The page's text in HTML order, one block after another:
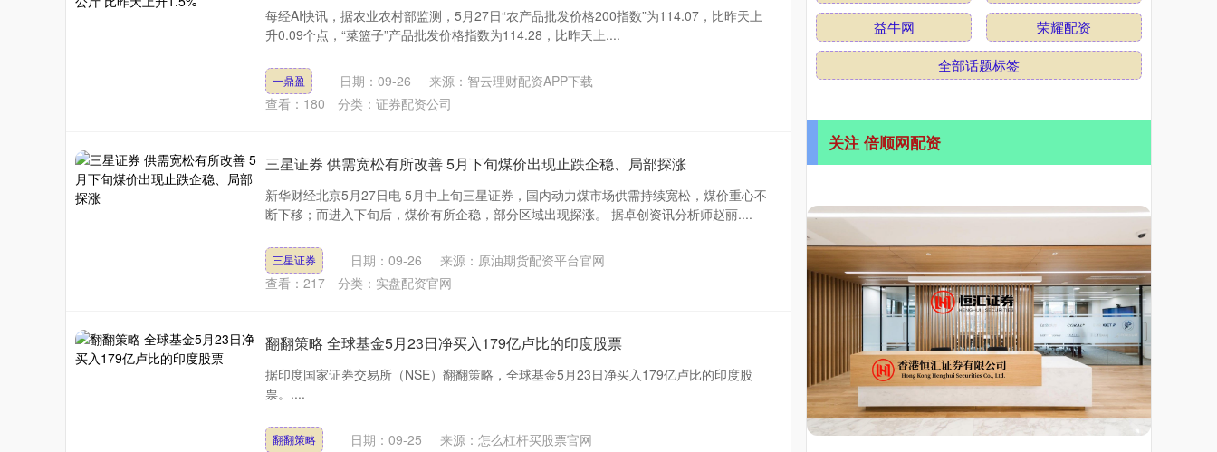
每经AI快讯，据农业农村部监测，5月27日“农产品批发价格200指数”为114.07，比昨天上
升0.09个点，“菜篮子”产品批发价格指数为114.28，比昨天上....
一鼎盈 日期：09-26
来源：智云理财配资APP下载
查看： 180 分类： 证券配资公司
三星证券 供需宽松有所改善 5月下旬煤价出现止跌企稳、局部探涨
新华财经北京5月27日电 5月中上旬三星证券，国内动力煤市场供需持续宽松，煤价重心不
断下移；而进入下旬后，煤价有所企稳，部分区域出现探涨。 据卓创资讯分析师赵丽....
三星证券 日期：09-26
来源：原油期货配资平台官网
查看： 217 分类： 实盘配资官网
翻翻策略 全球基金5月23日净买入179亿卢比的印度股票
据印度国家证券交易所（NSE）翻翻策略，全球基金5月23日净买入179亿卢比的印度股
票。....
翻翻策略 日期：09-25
来源：怎么杠杆买股票官网
益牛网
荣耀配资
全部话题标签
关注 倍顺网配资